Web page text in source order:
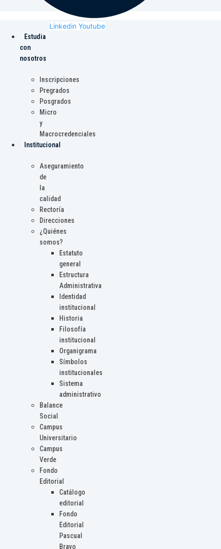
Linkedin Youtube
Estudia
con
nosotros
Inscripciones
Pregrados
Posgrados
Micro
y
Macrocredenciales
Institucional
Aseguramiento
de
la
calidad
Rectoría
Direcciones
¿Quiénes
somos?
Estatuto
general
Estructura
Administrativa
Identidad
institucional
Historia
Filosofía
institucional
Organigrama
Símbolos
institucionales
Sistema
administrativo
Balance
Social
Campus
Universitario
Campus
Verde
Fondo
Editorial
Catálogo
editorial
Fondo
Editorial
Pascual
Bravo